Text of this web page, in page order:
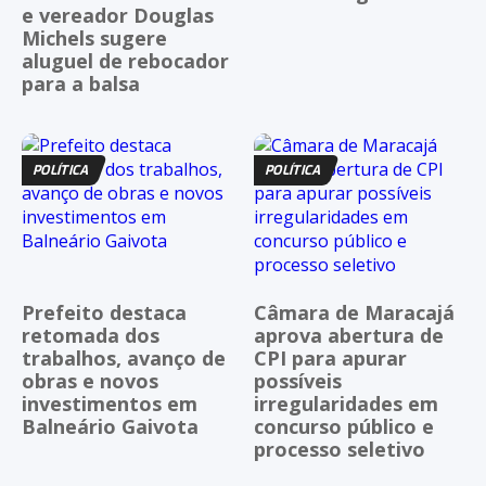
e vereador Douglas
Michels sugere
aluguel de rebocador
para a balsa
POLÍTICA
Prefeito destaca
retomada dos
trabalhos, avanço de
obras e novos
investimentos em
Balneário Gaivota
POLÍTICA
Câmara de Maracajá
aprova abertura de
CPI para apurar
possíveis
irregularidades em
concurso público e
processo seletivo